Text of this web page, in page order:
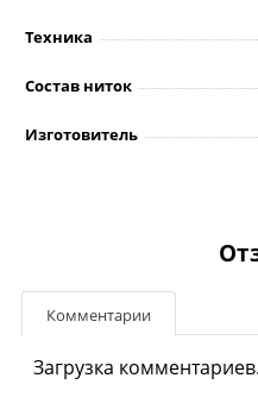
Техника
Состав ниток
Изготовитель
Комментарии
Загрузка